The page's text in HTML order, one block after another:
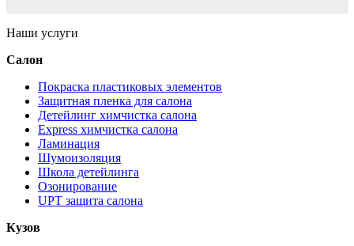
Наши услуги
Салон
Покраска пластиковых элементов
Защитная пленка для салона
Детейлинг химчистка салона
Express химчистка салона
Ламинация
Шумоизоляция
Школа детейлинга
Озонирование
UPT защита салона
Кузов